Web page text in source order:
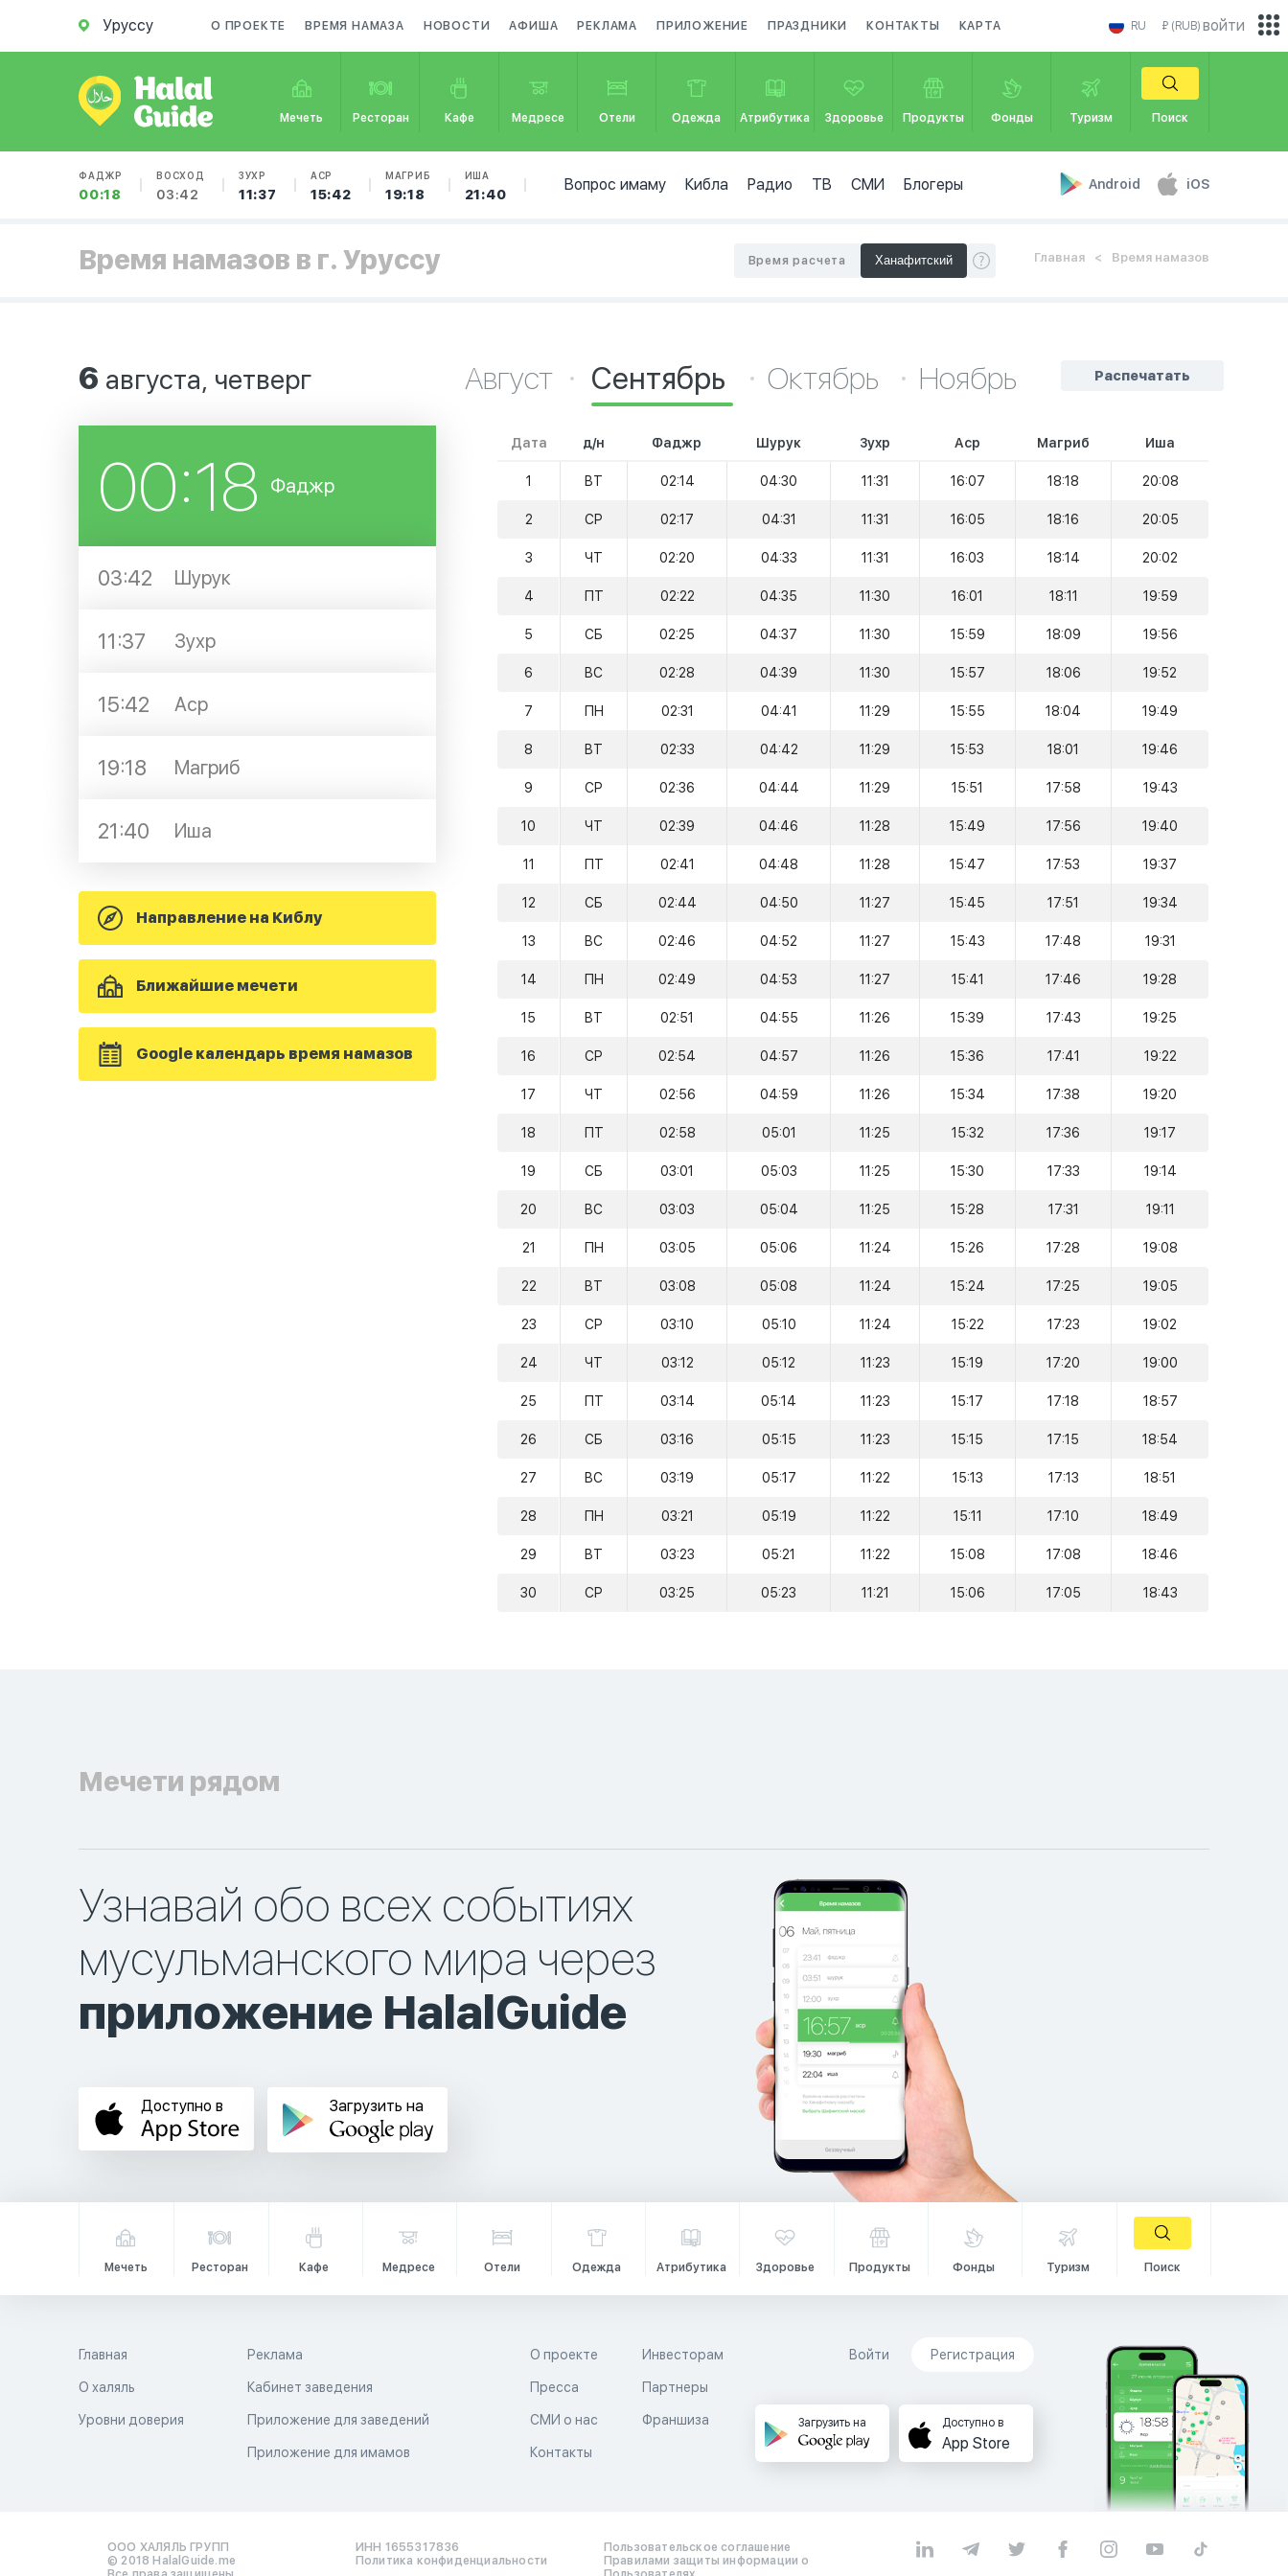
Уруссу О ПРОЕКТЕ ВРЕМЯ НАМАЗА НОВОСТИ АФИША РЕКЛАМА ПРИЛОЖЕНИЕ ПРАЗДНИКИ КОНТАКТЫ КАРТА RU ₽ (RUB)
Мечеть Ресторан Кафе Медресе Отели Одежда Атрибутика Здоровье Продукты Фонды Туризм Поиск
ФАДЖР
00:18
ВОСХОД
03:42
ЗУХР
11:37
АСР
15:42
МАГРИБ
19:18
ИША
21:40
Вопрос имаму Кибла Радио ТВ СМИ Блогеры Android iOS
войти
Время намазов в г. Уруссу Главная Время намазов
Время расчета
6 августа, четверг
00:18 Фаджр
03:42 Шурук
11:37 Зухр
15:42 Аср
19:18 Магриб
21:40 Иша
Направление на Киблу
Ближайшие мечети
Google календарь время намазов
Распечатать
Август Сентябрь Октябрь Ноябрь
Дата д/н Фаджр Шурук Зухр Аср Магриб Иша
1 ВТ 02:14 04:30 11:31 16:07 18:18 20:08
2 СР 02:17 04:31 11:31 16:05 18:16 20:05
3 ЧТ 02:20 04:33 11:31 16:03 18:14 20:02
4 ПТ 02:22 04:35 11:30 16:01 18:11 19:59
5 СБ 02:25 04:37 11:30 15:59 18:09 19:56
6 ВС 02:28 04:39 11:30 15:57 18:06 19:52
7 ПН 02:31 04:41 11:29 15:55 18:04 19:49
8 ВТ 02:33 04:42 11:29 15:53 18:01 19:46
9 СР 02:36 04:44 11:29 15:51 17:58 19:43
10 ЧТ 02:39 04:46 11:28 15:49 17:56 19:40
11 ПТ 02:41 04:48 11:28 15:47 17:53 19:37
12 СБ 02:44 04:50 11:27 15:45 17:51 19:34
13 ВС 02:46 04:52 11:27 15:43 17:48 19:31
14 ПН 02:49 04:53 11:27 15:41 17:46 19:28
15 ВТ 02:51 04:55 11:26 15:39 17:43 19:25
16 СР 02:54 04:57 11:26 15:36 17:41 19:22
17 ЧТ 02:56 04:59 11:26 15:34 17:38 19:20
18 ПТ 02:58 05:01 11:25 15:32 17:36 19:17
19 СБ 03:01 05:03 11:25 15:30 17:33 19:14
20 ВС 03:03 05:04 11:25 15:28 17:31 19:11
21 ПН 03:05 05:06 11:24 15:26 17:28 19:08
22 ВТ 03:08 05:08 11:24 15:24 17:25 19:05
23 СР 03:10 05:10 11:24 15:22 17:23 19:02
24 ЧТ 03:12 05:12 11:23 15:19 17:20 19:00
25 ПТ 03:14 05:14 11:23 15:17 17:18 18:57
26 СБ 03:16 05:15 11:23 15:15 17:15 18:54
27 ВС 03:19 05:17 11:22 15:13 17:13 18:51
28 ПН 03:21 05:19 11:22 15:11 17:10 18:49
29 ВТ 03:23 05:21 11:22 15:08 17:08 18:46
30 СР 03:25 05:23 11:21 15:06 17:05 18:43
Мечети рядом
Узнавай обо всех событиях
мусульманского мира через
приложение HalalGuide
Доступно в Загрузить на
Мечеть Ресторан Кафе Медресе Отели Одежда Атрибутика Здоровье Продукты Фонды Туризм Поиск
Главная
О халяль
Уровни доверия
Реклама
Кабинет заведения
Приложение для заведений
Приложение для имамов
О проекте
Пресса
СМИ о нас
Контакты
Инвесторам
Партнеры
Франшиза
Войти Регистрация
Загрузить на Доступно в
App Store
ООО ХАЛЯЛЬ ГРУПП
© 2018 HalalGuide.me
ИНН 1655317836
Политика конфиденциальности
Пользовательское соглашение
Правилами защиты информации о